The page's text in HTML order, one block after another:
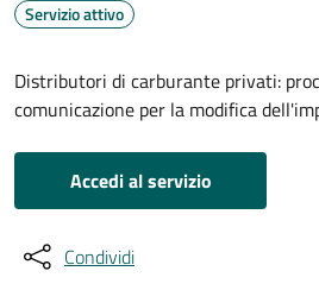
Servizio attivo
Distributori di carburante privati:
comunicazione per la modifica
Accedi al servizio
Condividi